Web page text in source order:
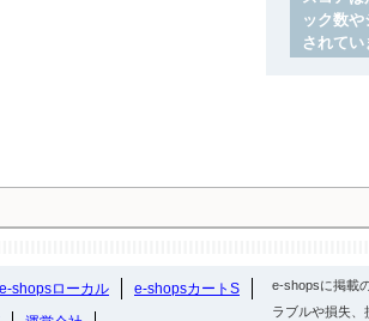
ック数
されてい
e-shopsローカル
e-shopsカートS
e-shopsに掲載
ラブルや損失